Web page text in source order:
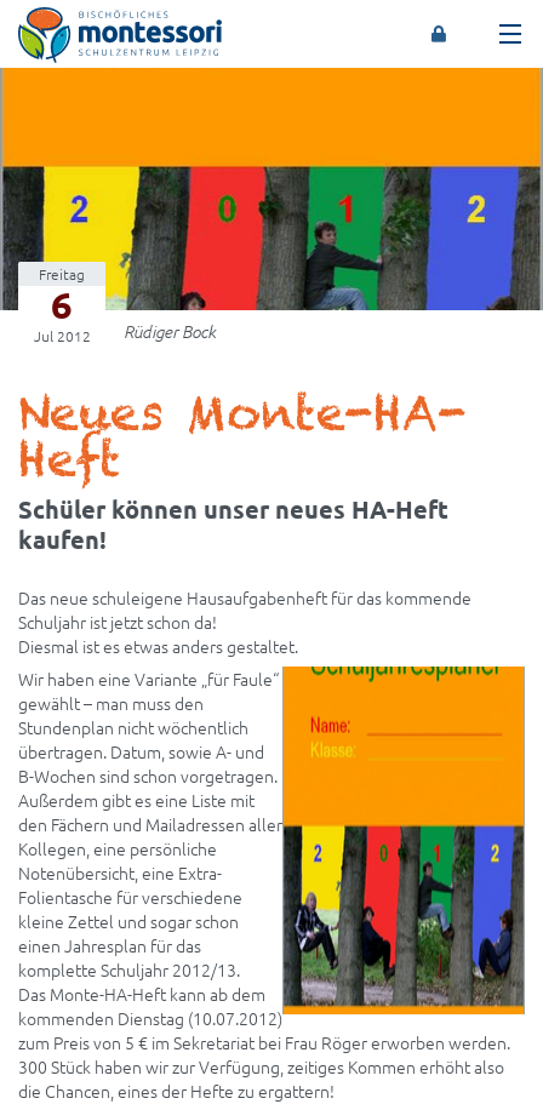
Montessori-Schulzentrum Leipzig
Freitag
6
Jul 2012 Rüdiger Bock
Neues Monte-HA-
Heft
Schüler können unser neues HA-Heft
kaufen!
Das neue schuleigene Hausaufgabenheft für das kommende
Schuljahr ist jetzt schon da!
Diesmal ist es etwas anders gestaltet.
Wir haben eine Variante „für Faule“
gewählt – man muss den
Stundenplan nicht wöchentlich
übertragen. Datum, sowie A- und
B-Wochen sind schon vorgetragen.
Außerdem gibt es eine Liste mit
den Fächern und Mailadressen aller
Kollegen, eine persönliche
Notenübersicht, eine Extra-
Folientasche für verschiedene
kleine Zettel und sogar schon
einen Jahresplan für das
komplette Schuljahr 2012/13.
Das Monte-HA-Heft kann ab dem
kommenden Dienstag (10.07.2012)
zum Preis von 5 € im Sekretariat bei Frau Röger erworben werden.
300 Stück haben wir zur Verfügung, zeitiges Kommen erhöht also
die Chancen, eines der Hefte zu ergattern!